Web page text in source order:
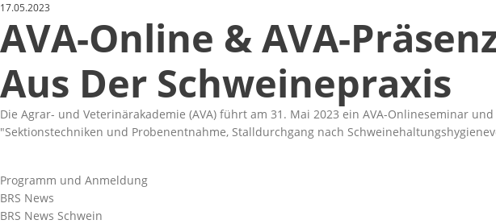
17.05.2023
AVA-Online & AVA-
Aus Der Schweinepraxis
Die Agrar- und Veterinärakademie (AVA) führt am 31. Mai 2023 ein AVA-Onlineseminar
Sektionstechniken und Probenentnahme, Stalldurchgang nach
Programm und Anmeldung
BRS News
BRS News Schwein